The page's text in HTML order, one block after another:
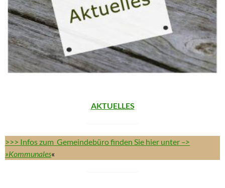
AKTUELLES
>>> Infos zum Gemeindebüro finden Sie hier unter –>
»Kommunales«